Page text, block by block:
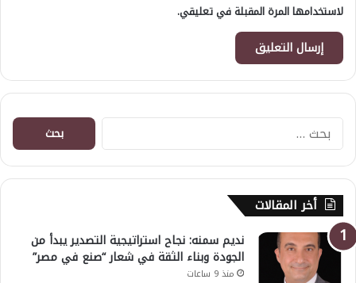
لاستخدامها المرة المقبلة في تعليقي.
البحث
عن:
أخر المقالات
نديم سمنه: نجاح استراتيجية التصدير يبدأ من
الجودة وبناء الثقة في شعار “صنع في مصر”
منذ 9 ساعات